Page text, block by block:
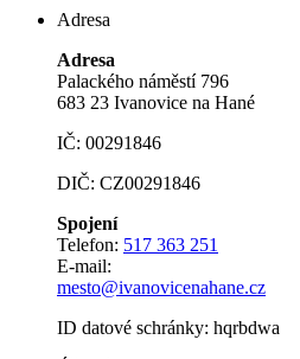
Adresa
Adresa
Palackého náměstí 796
683 23 Ivanovice na Hané
IČ: 00291846
DIČ: CZ00291846
Spojení
Telefon: 517 363 251
E-mail:
mesto@ivanovicenahane.cz
ID datové schránky: hqrbdwa